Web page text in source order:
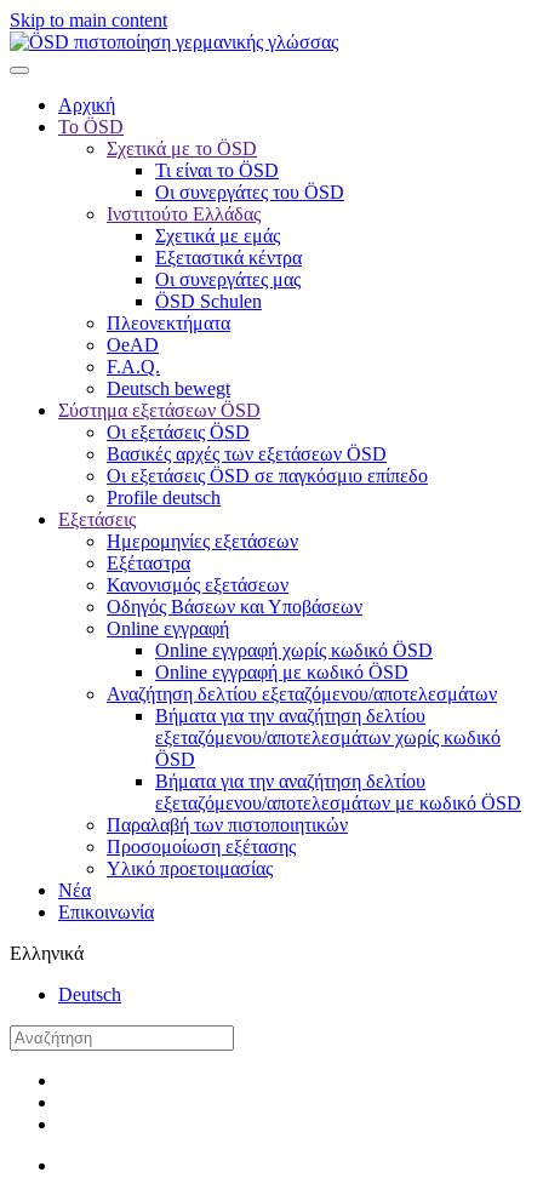
Skip to main content
Αρχική
Το ÖSD
Σχετικά με το ÖSD
Τι είναι το ÖSD
Οι συνεργάτες του ÖSD
Ινστιτούτο Ελλάδας
Σχετικά με εμάς
Εξεταστικά κέντρα
Οι συνεργάτες μας
ÖSD Schulen
Πλεονεκτήματα
OeAD
F.A.Q.
Deutsch bewegt
Σύστημα εξετάσεων ÖSD
Οι εξετάσεις ÖSD
Βασικές αρχές των εξετάσεων ÖSD
Οι εξετάσεις ÖSD σε παγκόσμιο επίπεδο
Profile deutsch
Εξετάσεις
Ημερομηνίες εξετάσεων
Εξέταστρα
Κανονισμός εξετάσεων
Οδηγός Βάσεων και Υποβάσεων
Online εγγραφή
Online εγγραφή χωρίς κωδικό ÖSD
Online εγγραφή με κωδικό ÖSD
Αναζήτηση δελτίου εξεταζόμενου/αποτελεσμάτων
Βήματα για την αναζήτηση δελτίου
εξεταζόμενου/αποτελεσμάτων χωρίς κωδικό
ÖSD
Βήματα για την αναζήτηση δελτίου
εξεταζόμενου/αποτελεσμάτων με κωδικό ÖSD
Παραλαβή των πιστοποιητικών
Προσομοίωση εξέτασης
Υλικό προετοιμασίας
Νέα
Επικοινωνία
Ελληνικά
Deutsch